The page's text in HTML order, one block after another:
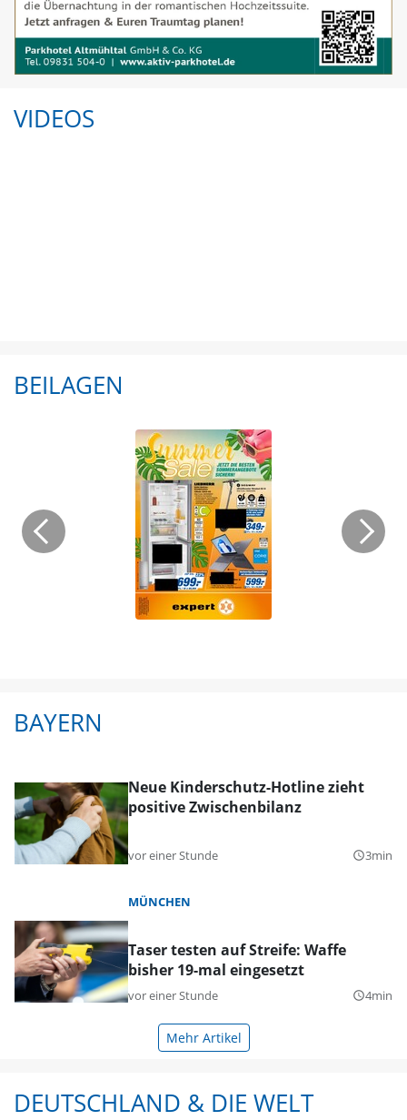
VIDEOS
BEILAGEN
BAYERN
Neue Kinderschutz-Hotline zieht
positive Zwischenbilanz
vor einer Stunde query_builder3min
MÜNCHEN
Taser testen auf Streife: Waffe
bisher 19-mal eingesetzt
vor einer Stunde query_builder4min
Mehr Artikel
DEUTSCHLAND & DIE WELT